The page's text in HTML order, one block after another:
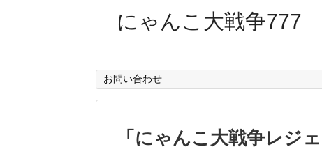
にゃんこ大戦争777
お問い合わせ
「 にゃんこ大戦争レジ